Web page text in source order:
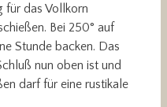
für das Vollkorn
Bei 250° auf
Stunde backen. Das
nun oben ist und
darf für eine rustikale